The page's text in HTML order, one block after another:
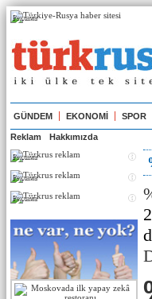
Реклама
GÜNDEM EKONOMİ SPOR
Reklam Hakkımızda
Реклама
Реклама
Реклама